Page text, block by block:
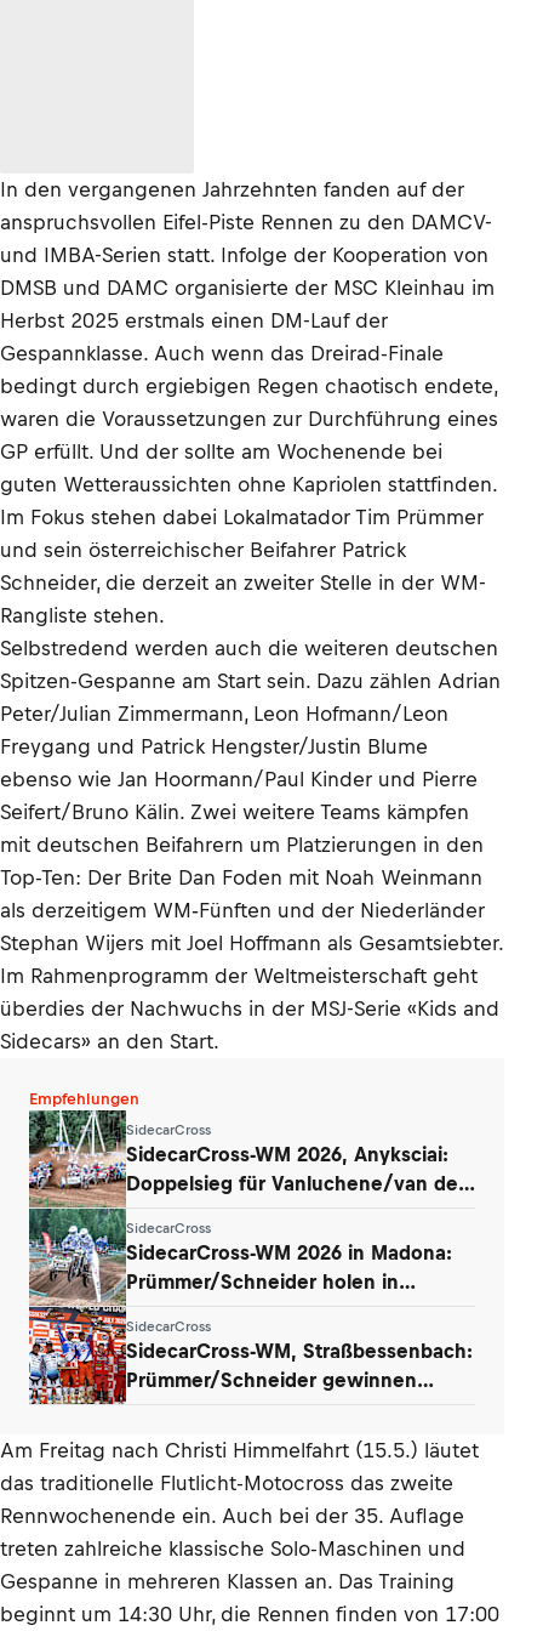
In den vergangenen Jahrzehnten fanden auf der
anspruchsvollen Eifel-Piste Rennen zu den DAMCV-
und IMBA-Serien statt. Infolge der Kooperation von
DMSB und DAMC organisierte der MSC Kleinhau im
Herbst 2025 erstmals einen DM-Lauf der
Gespannklasse. Auch wenn das Dreirad-Finale
bedingt durch ergiebigen Regen chaotisch endete,
waren die Voraussetzungen zur Durchführung eines
GP erfüllt. Und der sollte am Wochenende bei
guten Wetteraussichten ohne Kapriolen stattfinden.
Im Fokus stehen dabei Lokalmatador Tim Prümmer
und sein österreichischer Beifahrer Patrick
Schneider, die derzeit an zweiter Stelle in der WM-
Rangliste stehen.
Selbstredend werden auch die weiteren deutschen
Spitzen-Gespanne am Start sein. Dazu zählen Adrian
Peter/Julian Zimmermann, Leon Hofmann/Leon
Freygang und Patrick Hengster/Justin Blume
ebenso wie Jan Hoormann/Paul Kinder und Pierre
Seifert/Bruno Kälin. Zwei weitere Teams kämpfen
mit deutschen Beifahrern um Platzierungen in den
Top-Ten: Der Brite Dan Foden mit Noah Weinmann
als derzeitigem WM‑Fünften und der Niederländer
Stephan Wijers mit Joel Hoffmann als Gesamtsiebter.
Im Rahmenprogramm der Weltmeisterschaft geht
überdies der Nachwuchs in der MSJ-Serie «Kids and
Sidecars» an den Start.
Empfehlungen
SidecarCross
SidecarCross-WM 2026, Anyksciai:
Doppelsieg für Vanluchene/van den
SidecarCross
SidecarCross-WM 2026 in Madona:
Prümmer/Schneider holen in
SidecarCross
SidecarCross-WM, Straßbessenbach:
Prümmer/Schneider gewinnen
Am Freitag nach Christi Himmelfahrt (15.5.) läutet
das traditionelle Flutlicht-Motocross das zweite
Rennwochenende ein. Auch bei der 35. Auflage
treten zahlreiche klassische Solo-Maschinen und
Gespanne in mehreren Klassen an. Das Training
beginnt um 14:30 Uhr, die Rennen finden von 17:00